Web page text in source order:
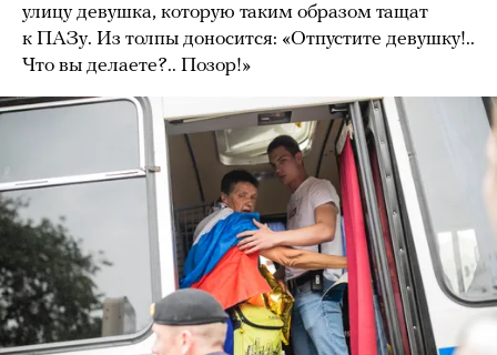
улицу девушка, которую таким образом тащат
к ПАЗу. Из толпы доносится: «Отпустите девушку!..
Что вы делаете?.. Позор!»